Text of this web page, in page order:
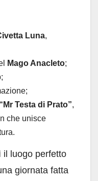
Luna,
Mago Anacleto;
“Mr Testa di Prato”,
che unisce
il luogo perfetto
giornata fatta